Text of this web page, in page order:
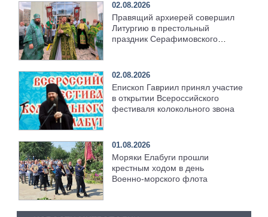
02.08.2026
Правящий архиерей совершил
Литургию в престольный
праздник Серафимовского
02.08.2026
Епископ Гавриил принял участие
в открытии Всероссийского
фестиваля колокольного звона
01.08.2026
Моряки Елабуги прошли
крестным ходом в день
Военно‑морского флота